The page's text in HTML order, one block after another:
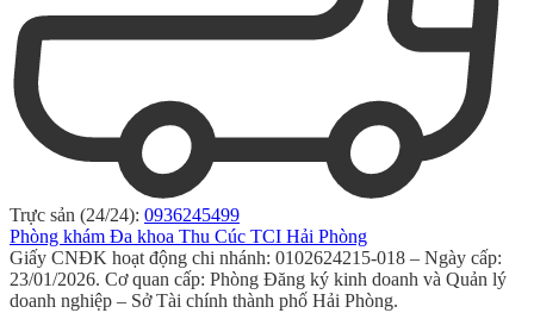
Trực sản (24/24): 0936245499
Phòng khám Đa khoa Thu Cúc TCI Hải Phòng
Giấy CNĐK hoạt động chi nhánh: 0102624215-018 – Ngày cấp:
23/01/2026. Cơ quan cấp: Phòng Đăng ký kinh doanh và Quản lý
doanh nghiệp – Sở Tài chính thành phố Hải Phòng.